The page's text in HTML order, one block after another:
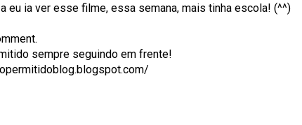
eu ia ver esse filme, essa semana, mais tinha escola! (^^)
sempre seguindo em frente!